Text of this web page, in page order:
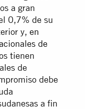
a gran
0,7% de su
y, en
de
tienen
de
debe
a fin